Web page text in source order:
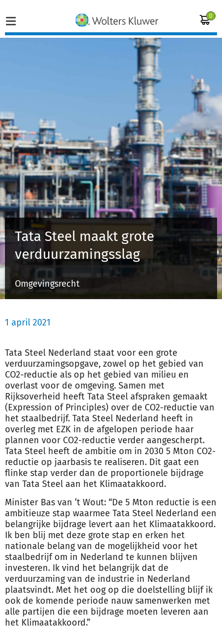
0
Actueel
Producten
Opleidingen
Juridisch advies
Inloggen op de kennisbank
Inloggen
Tata Steel maakt grote
verduurzamingsslag
Omgevingsrecht
1 april 2021
Tata Steel Nederland staat voor een grote
verduurzamingsopgave, zowel op het gebied van
CO2-reductie als op het gebied van milieu en
overlast voor de omgeving. Samen met
Rijksoverheid heeft Tata Steel afspraken gemaakt
(Expression of Principles) over de CO2-reductie van
het staalbedrijf. Tata Steel Nederland heeft in
overleg met EZK in de afgelopen periode haar
plannen voor CO2-reductie verder aangescherpt.
Tata Steel heeft de ambitie om in 2030 5 Mton CO2-
reductie op jaarbasis te realiseren. Dit gaat een
flinke stap verder dan de proportionele bijdrage
van Tata Steel aan het Klimaatakkoord.
Minister Bas van ’t Wout: “De 5 Mton reductie is een
ambitieuze stap waarmee Tata Steel Nederland een
belangrijke bijdrage levert aan het Klimaatakkoord.
Ik ben blij met deze grote stap en erken het
nationale belang van de mogelijkheid voor het
staalbedrijf om in Nederland te kunnen blijven
investeren. Ik vind het belangrijk dat de
verduurzaming van de industrie in Nederland
plaatsvindt. Met het oog op die doelstelling blijf ik
ook de komende periode nauw samenwerken met
alle partijen die een bijdrage moeten leveren aan
het Klimaatakkoord.”